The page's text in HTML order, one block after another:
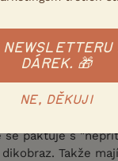
neplánovaně
a trojici
Prý ani nejde
kvůli
by podle mě
pod
si pak na starém
se paktuje s
Takže mají
DÁREK. 🎁
NE, DĚKUJI